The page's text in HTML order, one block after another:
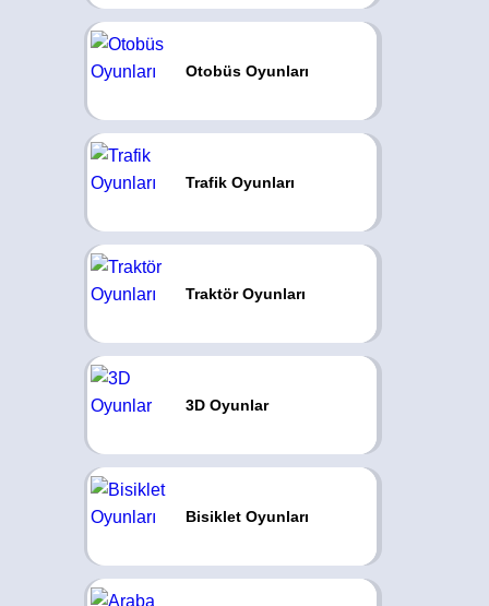
Otobüs Oyunları
Trafik Oyunları
Traktör Oyunları
3D Oyunlar
Bisiklet Oyunları